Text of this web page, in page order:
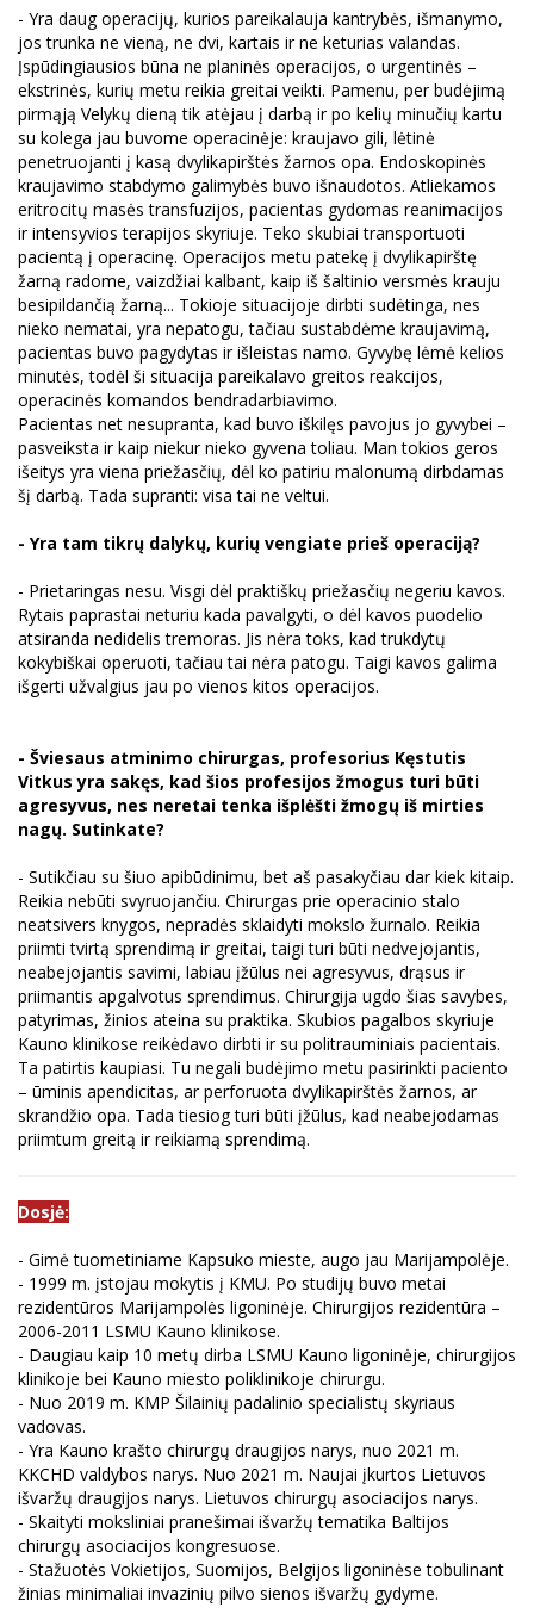
- Yra daug operacijų, kurios pareikalauja kantrybės, išmanymo,
jos trunka ne vieną, ne dvi, kartais ir ne keturias valandas.
Įspūdingiausios būna ne planinės operacijos, o urgentinės –
ekstrinės, kurių metu reikia greitai veikti. Pamenu, per budėjimą
pirmąją Velykų dieną tik atėjau į darbą ir po kelių minučių kartu
su kolega jau buvome operacinėje: kraujavo gili, lėtinė
penetruojanti į kasą dvylikapirštės žarnos opa. Endoskopinės
kraujavimo stabdymo galimybės buvo išnaudotos. Atliekamos
eritrocitų masės transfuzijos, pacientas gydomas reanimacijos
ir intensyvios terapijos skyriuje. Teko skubiai transportuoti
pacientą į operacinę. Operacijos metu patekę į dvylikapirštę
žarną radome, vaizdžiai kalbant, kaip iš šaltinio versmės krauju
besipildančią žarną... Tokioje situacijoje dirbti sudėtinga, nes
nieko nematai, yra nepatogu, tačiau sustabdėme kraujavimą,
pacientas buvo pagydytas ir išleistas namo. Gyvybę lėmė kelios
minutės, todėl ši situacija pareikalavo greitos reakcijos,
operacinės komandos bendradarbiavimo.
Pacientas net nesupranta, kad buvo iškilęs pavojus jo gyvybei –
pasveiksta ir kaip niekur nieko gyvena toliau. Man tokios geros
išeitys yra viena priežasčių, dėl ko patiriu malonumą dirbdamas
šį darbą. Tada supranti: visa tai ne veltui.
- Yra tam tikrų dalykų, kurių vengiate prieš operaciją?
- Prietaringas nesu. Visgi dėl praktiškų priežasčių negeriu kavos.
Rytais paprastai neturiu kada pavalgyti, o dėl kavos puodelio
atsiranda nedidelis tremoras. Jis nėra toks, kad trukdytų
kokybiškai operuoti, tačiau tai nėra patogu. Taigi kavos galima
išgerti užvalgius jau po vienos kitos operacijos.
- Šviesaus atminimo chirurgas, profesorius Kęstutis
Vitkus yra sakęs, kad šios profesijos žmogus turi būti
agresyvus, nes neretai tenka išplėšti žmogų iš mirties
nagų. Sutinkate?
- Sutikčiau su šiuo apibūdinimu, bet aš pasakyčiau dar kiek kitaip.
Reikia nebūti svyruojančiu. Chirurgas prie operacinio stalo
neatsivers knygos, nepradės sklaidyti mokslo žurnalo. Reikia
priimti tvirtą sprendimą ir greitai, taigi turi būti nedvejojantis,
neabejojantis savimi, labiau įžūlus nei agresyvus, drąsus ir
priimantis apgalvotus sprendimus. Chirurgija ugdo šias savybes,
patyrimas, žinios ateina su praktika. Skubios pagalbos skyriuje
Kauno klinikose reikėdavo dirbti ir su politrauminiais pacientais.
Ta patirtis kaupiasi. Tu negali budėjimo metu pasirinkti paciento
– ūminis apendicitas, ar perforuota dvylikapirštės žarnos, ar
skrandžio opa. Tada tiesiog turi būti įžūlus, kad neabejodamas
priimtum greitą ir reikiamą sprendimą.
Dosjė:
- Gimė tuometiniame Kapsuko mieste, augo jau Marijampolėje.
- 1999 m. įstojau mokytis į KMU. Po studijų buvo metai
rezidentūros Marijampolės ligoninėje. Chirurgijos rezidentūra –
2006-2011 LSMU Kauno klinikose.
- Daugiau kaip 10 metų dirba LSMU Kauno ligoninėje, chirurgijos
klinikoje bei Kauno miesto poliklinikoje chirurgu.
- Nuo 2019 m. KMP Šilainių padalinio specialistų skyriaus
vadovas.
- Yra Kauno krašto chirurgų draugijos narys, nuo 2021 m.
KKCHD valdybos narys. Nuo 2021 m. Naujai įkurtos Lietuvos
išvaržų draugijos narys. Lietuvos chirurgų asociacijos narys.
- Skaityti moksliniai pranešimai išvaržų tematika Baltijos
chirurgų asociacijos kongresuose.
- Stažuotės Vokietijos, Suomijos, Belgijos ligoninėse tobulinant
žinias minimaliai invazinių pilvo sienos išvaržų gydyme.